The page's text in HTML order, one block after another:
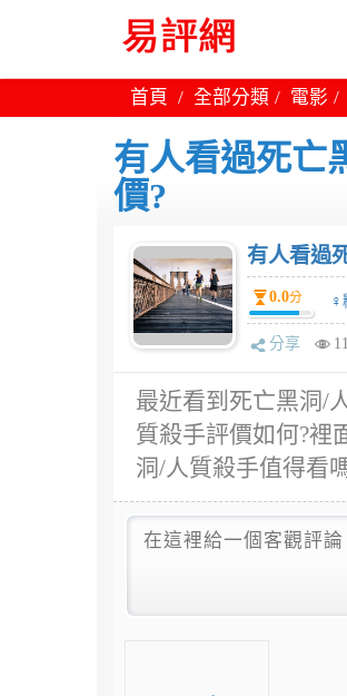
首頁 全部分類 電影
有人看過死亡
價?
有人看過
0.0分 ♀
分享
最近看到死亡黑洞/
質殺手評價如何?裡
洞/人質殺手值得看